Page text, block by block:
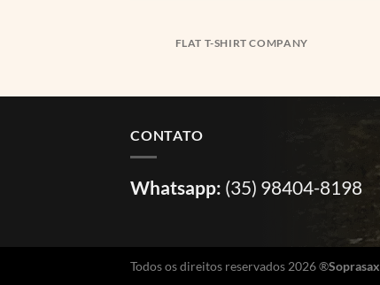
FLAT T-SHIRT COMPANY
CONTATO
Whatsapp: (35) 98404-8198
Todos os direitos reservados 2026 ®Soprasax